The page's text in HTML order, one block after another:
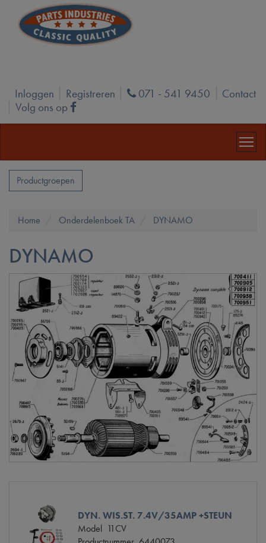
Inloggen Registreren Phone
071 - 541 9450
Contact
Volg ons op
Facebook
Productgroepen
Home Onderdelenboek TA DYNAMO
DYNAMO
DYN. WIS.ST. 7.4V/35AMP +STEUN
Model 11CV